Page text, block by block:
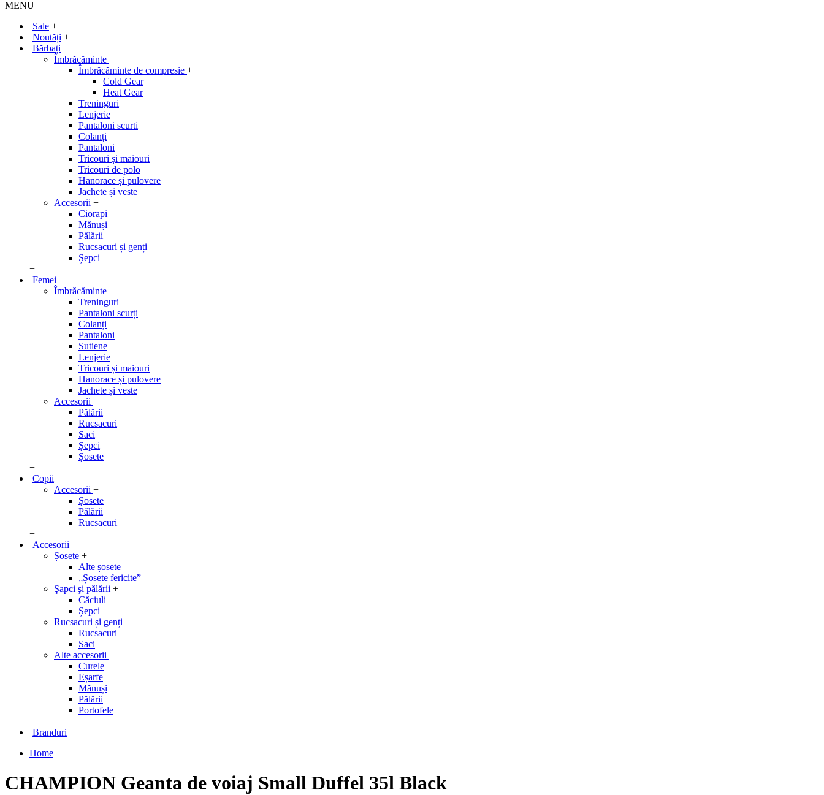
MENU
Sale +
Noutăți +
Bărbați
Îmbrăcăminte +
Îmbrăcăminte de compresie +
Cold Gear
Heat Gear
Treninguri
Lenjerie
Pantaloni scurti
Colanți
Pantaloni
Tricouri și maiouri
Tricouri de polo
Hanorace și pulovere
Jachete și veste
Accesorii +
Ciorapi
Mănuși
Pălării
Rucsacuri și genți
Șepci
+
Femei
Îmbrăcăminte +
Treninguri
Pantaloni scurți
Colanți
Pantaloni
Sutiene
Lenjerie
Tricouri și maiouri
Hanorace și pulovere
Jachete și veste
Accesorii +
Pălării
Rucsacuri
Saci
Șepci
Șosete
+
Copii
Accesorii +
Șosete
Pălării
Rucsacuri
+
Accesorii
Șosete +
Alte șosete
„Șosete fericite”
Şapci şi pălării +
Căciuli
Șepci
Rucsacuri și genți +
Rucsacuri
Saci
Alte accesorii +
Curele
Eșarfe
Mănuși
Pălării
Portofele
+
Branduri +
Home
CHAMPION Geanta de voiaj Small Duffel 35l Black